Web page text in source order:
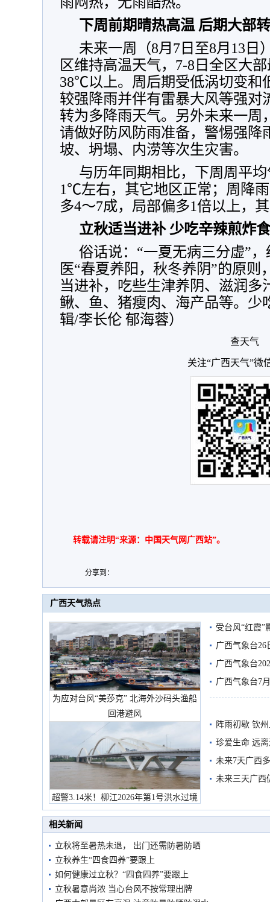
下周前期晴热高温 后期大部
未来一周（8月7日至8月13日
区维持高温天气，7-8日全区大
38℃以上。周后期受低涡切变和
较强降雨并伴有雷暴大风等强对
转为多降雨天气。另外未来一周
请做好防风防雨准备，警惕强降
坡、坍塌、内涝等次生灾害。
与历年同期相比，下周周平
1℃左右，其它地区正常；周降
多4～7成，局部偏多1倍以上，
立秋适当进补 少吃辛辣煎炸
俗话说：“一夏无病三分虚”
医“春夏养阳，秋冬养阴”的原则
当进补，吃些生津养阴、滋润多
鳅、鱼、猪瘦肉、海产品等。少
辑/李长伦 郁海蓉）
查天气
关注“广西天气”微
转载请注明“来源：中国天气网广西站”。
分享到：
广西天气热点
为应对台风“美莎克” 北海外沙码头渔船
回港避风
超警3.14米！柳江2026年第1号洪水过境
市民在堤岸见证汛况
受台风“红霞”
有较强降雨
广西气象台26
广西气象台
预警
广西气象台7
阵雨初歇 钦
珍爱生命 远
未来7天广西
未来三天广西
相关新闻
立秋将至暑热未退， 出门还需防暑防晒
立秋养生“四食四养”要跟上
如何健康过立秋？“四食四养”要跟上
立秋暑意尚浓 当心台风不按常理出牌